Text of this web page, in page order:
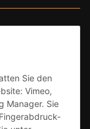
Sie den
Vimeo,
Manager. Sie